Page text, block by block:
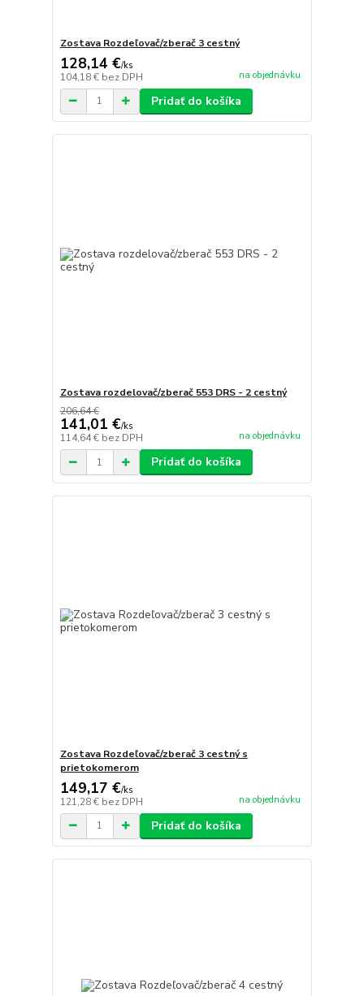
Zostava Rozdeľovač/zberač 3 cestný
128,14 €/ks
104,18 € bez DPH na objednávku
Pridať do košíka
Zostava rozdelovač/zberač 553 DRS - 2 cestný
206,64 €
141,01 €/ks
114,64 € bez DPH na objednávku
Pridať do košíka
Zostava Rozdeľovač/zberač 3 cestný s
prietokomerom
149,17 €/ks
121,28 € bez DPH na objednávku
Pridať do košíka